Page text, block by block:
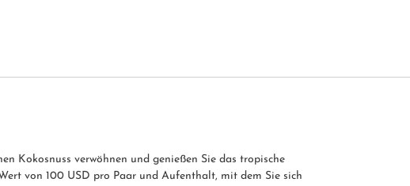
Kokosnuss verwöhnen und genießen Sie das tropische
von 100 USD pro Paar und Aufenthalt, mit dem Sie sich